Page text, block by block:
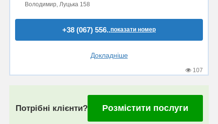
Володимир, Луцька 158
+38 (067) 556..показати номер
Докладніше
107
Потрібні клієнти? Розмістити послуги